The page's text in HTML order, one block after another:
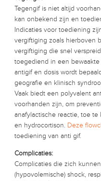
Tegengif is niet altijd
kan onbekend zijn en
Indicaties voor toediening
vergiftiging zoals hierboven
vergiftiging die snel
toegediend in een
antigif en dosis wordt
geografie en klinisch
Vaak biedt een polyvalent
voorhanden zijn, om
anafylactische reactie, toe
en hydrocortison. Deze
toediening van anti gif.
Complicaties:
Complicaties die zich
(hypovolemische) shock,